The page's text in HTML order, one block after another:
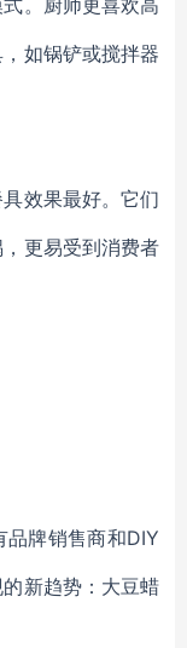
。厨师更喜欢高
如锅铲或搅拌器
效果最好。它们
更易受到消费者
品牌销售商和DIY
新趋势：大豆蜡